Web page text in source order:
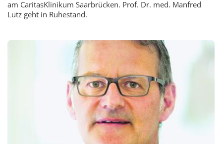
am CaritasKlinikum Saarbrücken. Prof. Dr. med. Manfred
Lutz geht in Ruhestand.